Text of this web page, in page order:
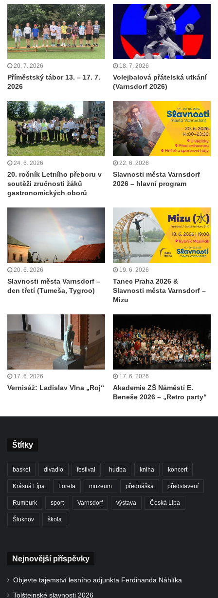
20. 7. 2026
Příměstský tábor 13. – 17. 7.
2026
18. 7. 2026
Volejbalová přátelská utkání
(Varnsdorf 2026)
24. 6. 2026
20. ročník Letního přeboru v
soutěži zručnosti žáků
gastronomických oborů
22. 6. 2026
Slavnosti města Varnsdorf
2026 – hlavní program
20. 6. 2026
Slavnosti města Varnsdorf –
den třetí (Tumeša, Tygroo)
19. 6. 2026
Tanec Praha 2026 &
Slavnosti města Varnsdorf –
Mizu
17. 6. 2026
Vernisáž: Ladislav Vlna „Roj“
17. 6. 2026
Akademie ZŠ Náměstí E.
Beneše 2026 – „Retro party“
Štítky
basket divadlo festival hudba kniha koncert
Krásná Lípa Loreta muzeum přednáška představení
Rumburk sport Varnsdorf výstava Česká Lípa
Šluknov škola
Nejnovější příspěvky
Objevte tajemství lesního adjunkta Ferdinanda Náhlíka
Tolštejnské slavnosti 2026